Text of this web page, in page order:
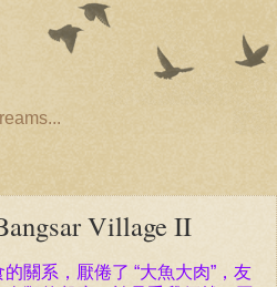
Village II
關系，厭倦了 “大魚大肉”，友